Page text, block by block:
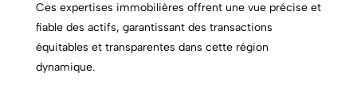
Ces expertises immobilières offrent une vue précise et
fiable des actifs, garantissant des transactions
équitables et transparentes dans cette région
dynamique.